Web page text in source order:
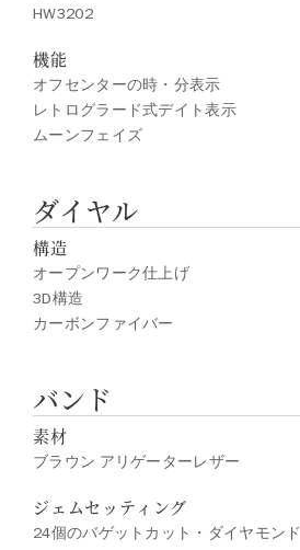
HW3202
機能
オフセンターの時・分表示
レトログラード式デイト表示
ムーンフェイズ
ダイヤル
構造
オープンワーク仕上げ
3D構造
カーボンファイバー
バンド
素材
ブラウン アリゲーターレザー
ジェムセッティング
24個のバゲットカット・ダイヤモンド